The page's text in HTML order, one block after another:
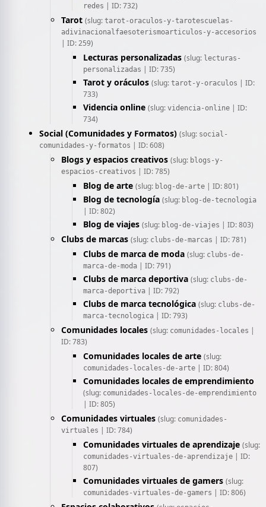
redes | ID: 732)
Tarot (slug: tarot-oraculos-y-tarotescuelas-
adivinacionalfaesoterismoarticulos-y-accesorios
| ID: 259)
Lecturas personalizadas (slug: lecturas-
personalizadas | ID: 735)
Tarot y oráculos (slug: tarot-y-oraculos | ID:
733)
Videncia online (slug: videncia-online | ID:
734)
Social (Comunidades y Formatos) (slug: social-
comunidades-y-formatos | ID: 608)
Blogs y espacios creativos (slug: blogs-y-
espacios-creativos | ID: 785)
Blog de arte (slug: blog-de-arte | ID: 801)
Blog de tecnología (slug: blog-de-tecnologia
| ID: 802)
Blog de viajes (slug: blog-de-viajes | ID: 803)
Clubs de marcas (slug: clubs-de-marcas | ID: 781)
Clubs de marca de moda (slug: clubs-de-
marca-de-moda | ID: 791)
Clubs de marca deportiva (slug: clubs-de-
marca-deportiva | ID: 792)
Clubs de marca tecnológica (slug: clubs-de-
marca-tecnologica | ID: 793)
Comunidades locales (slug: comunidades-locales |
ID: 783)
Comunidades locales de arte (slug:
comunidades-locales-de-arte | ID: 804)
Comunidades locales de emprendimiento
(slug: comunidades-locales-de-emprendimiento
| ID: 805)
Comunidades virtuales (slug: comunidades-
virtuales | ID: 784)
Comunidades virtuales de aprendizaje (slug:
comunidades-virtuales-de-aprendizaje | ID:
807)
Comunidades virtuales de gamers (slug:
comunidades-virtuales-de-gamers | ID: 806)